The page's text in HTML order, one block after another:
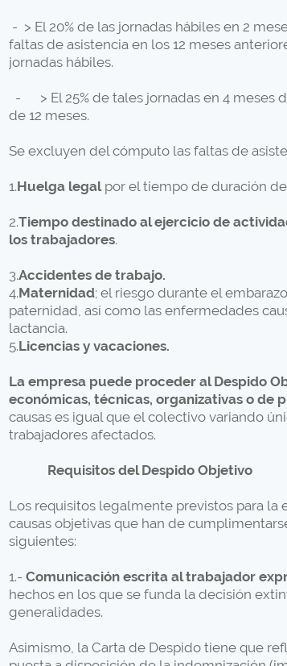
- > El 20% de las jornadas hábiles en 2
faltas de asistencia en los 12 meses
jornadas hábiles.
- > El 25% de tales jornadas en 4 meses
de 12 meses.
Se excluyen del cómputo las faltas de
1.Huelga legalpor el tiempo de duración
2.Tiempo destinado al ejercicio de
los trabajadores.
3.Accidentes de trabajo.
4.Maternidad; el riesgo durante el
paternidad, así como las enfermedades
lactancia.
5.Licencias y vacaciones.
La empresa puede proceder al Despido
económicas, técnicas, organizativas o de
causas es igual que el colectivo variando
trabajadores afectados.
Requisitos del Despido Objetivo
Los requisitos legalmente previstos para la
causas objetivas que han de
siguientes:
1.-Comunicación escrita al trabajador
hechos en los que se funda la decisión
generalidades.
Asimismo, la Carta de Despido tiene que